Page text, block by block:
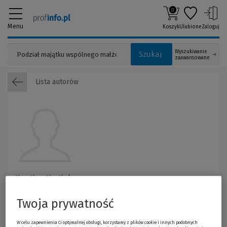
Menu
Szukaj
Wyszukiwanie
zaawansowane
0
KoszykUlubioneZaloguj
Krystian Kratiuk
Lista autorów
Twoja prywatność
W celu zapewnienia Ci optymalnej obsługi, korzystamy z plików cookie i innych podobnych